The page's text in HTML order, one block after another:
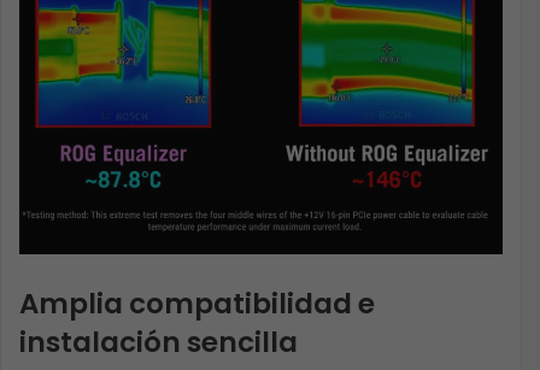
Amplia compatibilidad e
instalación sencilla